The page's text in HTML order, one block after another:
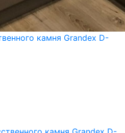
камня Grandex D-